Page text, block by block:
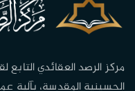
مركز الرصد العقائدي
الحسينية المقدسة،